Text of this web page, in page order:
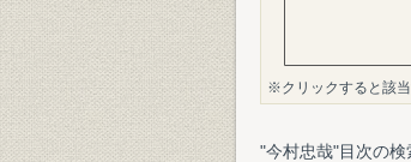
※クリックすると該当
"今村忠哉"目次の